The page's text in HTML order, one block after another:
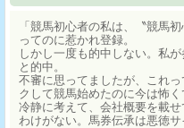
「競馬初心者の私は、〝競馬
ってのに惹かれ登録。
しかし一度も的中しない。私
と的中。
不審に思ってましたが、これ
クして競馬始めたのに今は怖く
冷静に考えて、会社概要を載
わけがない。馬券伝承は悪徳サ